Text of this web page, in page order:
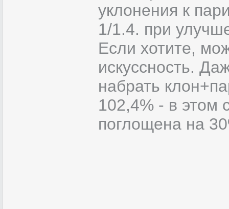
уклонения к
1/1.4. при
Если хотите,
искуссность.
набрать
102,4% - в этом
поглощена на